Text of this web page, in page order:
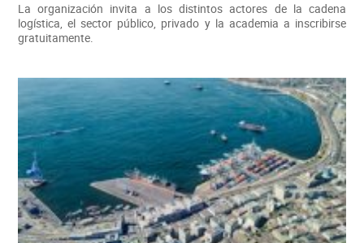
La organización invita a los distintos actores de la cadena
logística, el sector público, privado y la academia a inscribirse
gratuitamente.